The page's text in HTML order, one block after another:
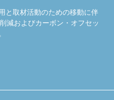
と取材活動のための移動に伴
減およびカーボン・オフセッ